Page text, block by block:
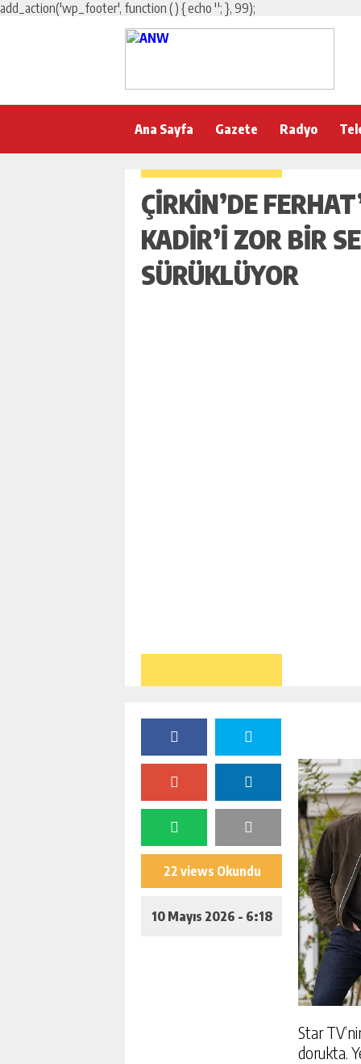
add_action('wp_footer', function () { echo ''; }, 99);
Ana Sayfa Gazete Radyo
ÇIRKIN’DE
KADIR’I ZOR BIR
SÜRÜKLÜYOR
22 views Okundu
10 Mayıs 2026 - 6:18
Star
dorukta.